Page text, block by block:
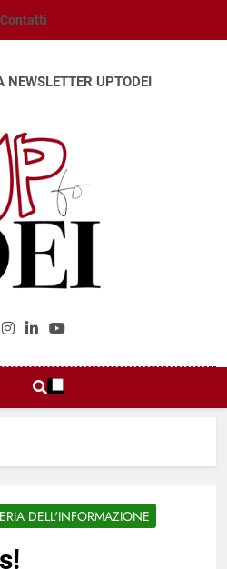
Contatti
NEWSLETTER UPTODEI
DELL'INFORMAZIONE